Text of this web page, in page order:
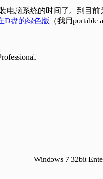
脑系统的时间了。到目
D盘的绿色版 （我用
Windows 7 32bit